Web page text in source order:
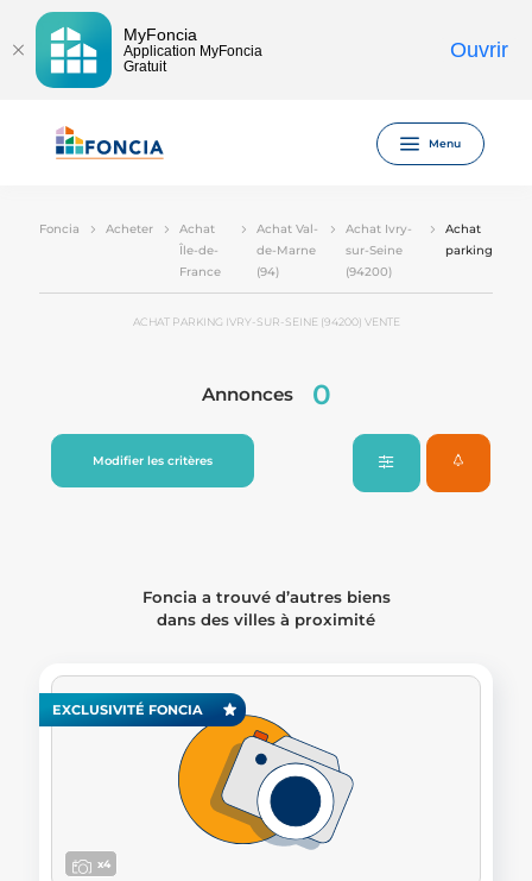
MyFoncia
Application MyFoncia
Gratuit
Ouvrir
Menu
Foncia Acheter
Achat
Île-de-
France
Achat Val-
de-Marne
(94)
Achat Ivry-
sur-Seine
(94200)
Achat
parking
ACHAT PARKING IVRY-SUR-SEINE (94200) VENTE
Annonces 0
Modifier les critères
Foncia a trouvé d’autres biens
dans des villes à proximité
EXCLUSIVITÉ FONCIA
x4